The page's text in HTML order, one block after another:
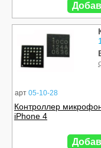
арт 05-10-28
Контроллер
iPhone 4